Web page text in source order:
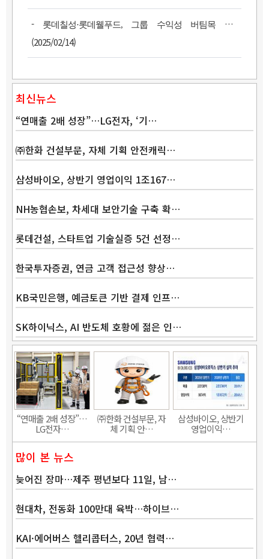
- 롯데칠성·롯데웰푸드, 그룹 수익성 버팀목 부상
(2025/02/14)
최신뉴스
“연매출 2배 성장”…LG전자, ‘기…
㈜한화 건설부문, 자체 기획 안전캐릭…
삼성바이오, 상반기 영업이익 1조167…
NH농협손보, 차세대 보안기술 구축 확…
롯데건설, 스타트업 기술실증 5건 선정…
한국투자증권, 연금 고객 접근성 향상…
KB국민은행, 예금토큰 기반 결제 인프…
SK하이닉스, AI 반도체 호황에 젊은 인…
“연매출 2배 성장”…
LG전자…
㈜한화 건설부문, 자
체 기획 안…
삼성바이오, 상반기
영업이익…
많이 본 뉴스
늦어진 장마…제주 평년보다 11일, 남…
현대차, 전동화 100만대 육박…하이브…
KAI·에어버스 헬리콥터스, 20년 협력…